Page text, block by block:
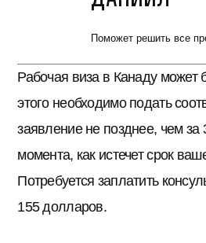
Поможет решить все
Рабочая виза в Канаду может
этого необходимо подать
заявление не позднее, чем за
момента, как истечет срок
Потребуется заплатить
155 долларов.